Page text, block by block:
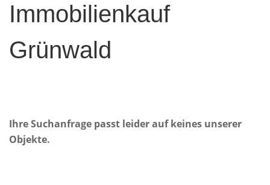
Immobilienkauf
Grünwald
Ihre Suchanfrage passt leider auf keines unserer
Objekte.